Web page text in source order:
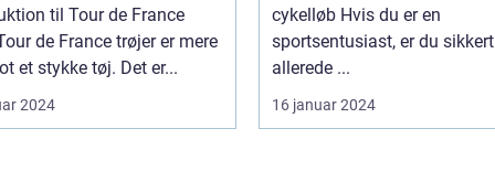
til Tour de France
et stykke tøj. Det er...
2024
cykelløb Hvis du er en
sportsentusiast, er du sikkert
allerede ...
16 januar 2024